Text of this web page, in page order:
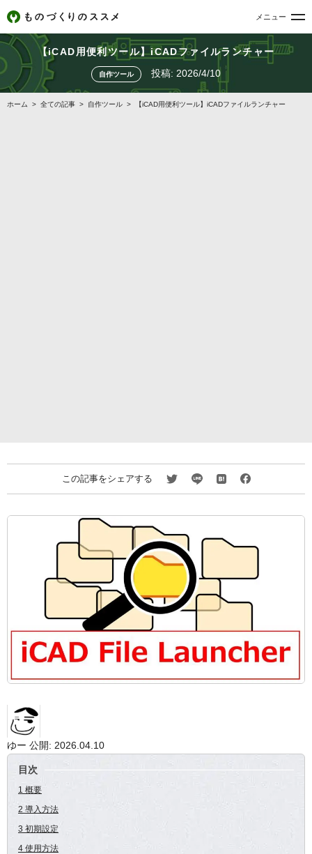
メニュー
【iCAD用便利ツール】iCADファイルランチャー
自作ツール 投稿: 2026/4/10
ホーム > 全ての記事 > 自作ツール > 【iCAD用便利ツール】iCADファイルランチャー
この記事をシェアする
ゆー 公開: 2026.04.10
目次
1 概要
2 導入方法
3 初期設定
4 使用方法